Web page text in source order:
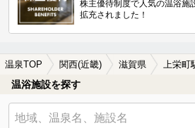
株主優待制度で人気の温浴施
拡充されました！
温泉TOP 関西(近畿) 滋賀県 上栄町
温浴施設を探す